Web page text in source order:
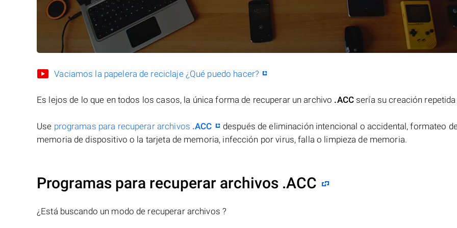
Vaciamos la papelera de reciclaje ¿Qué puedo hacer?
Es lejos de lo que en todos los casos, la única forma de recuperar un archivo .ACCsería su creación repetida
Use programas para recuperar archivos .ACC
después de eliminación intencional o accidental, formateo
memoria de dispositivo o la tarjeta de memoria, infección por virus, falla o limpieza de memoria.
Programas para recuperar archivos .ACC
¿Está buscando un modo de recuperar archivos ?